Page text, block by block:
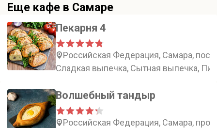
Еще кафе в Самаре
Пекарня 4
Российская Федерация, Самара,
Сладкая выпечка, Сытная выпечка,
Волшебный тандыр
Российская Федерация, Самара,